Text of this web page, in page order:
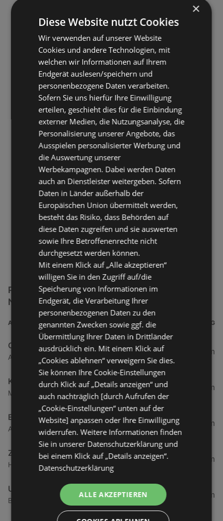
Paramount Pictures Germany Filialen in der
Nähe
ADRESSE ENTFERNUNG
CineStar - Der Filmpalast
Abdenastraße 15, 26721 Emden Stadtzentrum
42,88 km
Kino Center Leer
Mühlenstraße 88, 26789 Leer In Ostfriesland
65,96 km
Ems-Center Kino
Am Ems-Center 1, 26871 Papenburg
73,76 km
Zeli-Service-Kino
Hauptstraße 7, 26340 Zetel
88,5 km
UCI Wilhelmshaven
Bahnhofstraße 22, 26382 Wilhelmshaven
95,86 km
×
Diese Website nutzt Cookies
Wir verwenden auf unserer Website
Cookies und andere Technologien, mit
welchen wir Informationen auf Ihrem
Endgerät auslesen/speichern und
personenbezogene Daten verarbeiten.
Sofern Sie uns hierfür Ihre Einwilligung
erteilen, geschieht dies für die Einbindung
externer Medien, die Nutzungsanalyse, die
Personalisierung unserer Angebote, das
Ausspielen personalisierter Werbung und
die Auswertung unserer
Werbekampagnen. Dabei werden Daten
auch an Dienstleister weitergeben. Sofern
Daten in Länder außerhalb der
Europäischen Union übermittelt werden,
besteht das Risiko, dass Behörden auf
diese Daten zugreifen und sie auswerten
sowie Ihre Betroffenenrechte nicht
durchgesetzt werden können.
Mit einem Klick auf „Alle akzeptieren“
willigen Sie in den Zugriff auf/die
Speicherung von Informationen im
Endgerät, die Verarbeitung Ihrer
personenbezogenen Daten zu den
genannten Zwecken sowie ggf. die
Übermittlung Ihrer Daten in Drittländer
ausdrücklich ein. Mit einem Klick auf
„Cookies ablehnen“ verweigern Sie dies.
Sie können Ihre Cookie-Einstellungen
durch Klick auf „Details anzeigen“ und
auch nachträglich [durch Aufrufen der
„Cookie-Einstellungen“ unten auf der
Website] anpassen oder Ihre Einwilligung
widerrufen. Weitere Informationen finden
Sie in unserer Datenschutzerklärung und
bei einem Klick auf „Details anzeigen“.
Datenschutzerklärung
ALLE AKZEPTIEREN